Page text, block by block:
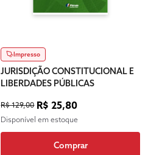
Impresso
JURISDIÇÃO CONSTITUCIONAL E
LIBERDADES PÚBLICAS
R$ 129,00 R$ 25,80
Disponível em estoque
Comprar